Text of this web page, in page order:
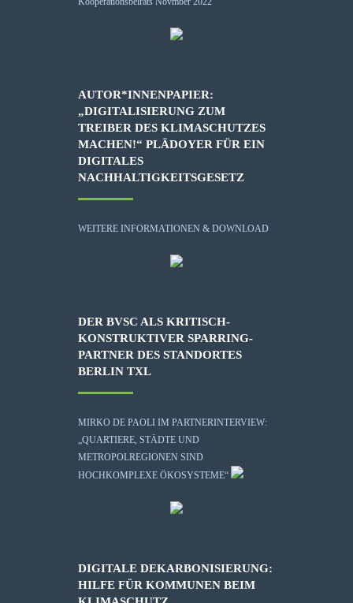
AUTOR*INNENPAPIER:
„DIGITALISIERUNG ZUM
TREIBER DES KLIMASCHUTZES
MACHEN!“ PLÄDOYER FÜR EIN
DIGITALES
NACHHALTIGKEITSGESETZ
WEITERE INFORMATIONEN & DOWNLOAD
DER BVSC ALS KRITISCH-
KONSTRUKTIVER SPARRING-
PARTNER DES STANDORTES
BERLIN TXL
MIRKO DE PAOLI IM PARTNERINTERVIEW:
„QUARTIERE, STÄDTE UND
METROPOLREGIONEN SIND
HOCHKOMPLEXE ÖKOSYSTEME“
DIGITALE DEKARBONISIERUNG:
HILFE FÜR KOMMUNEN BEIM